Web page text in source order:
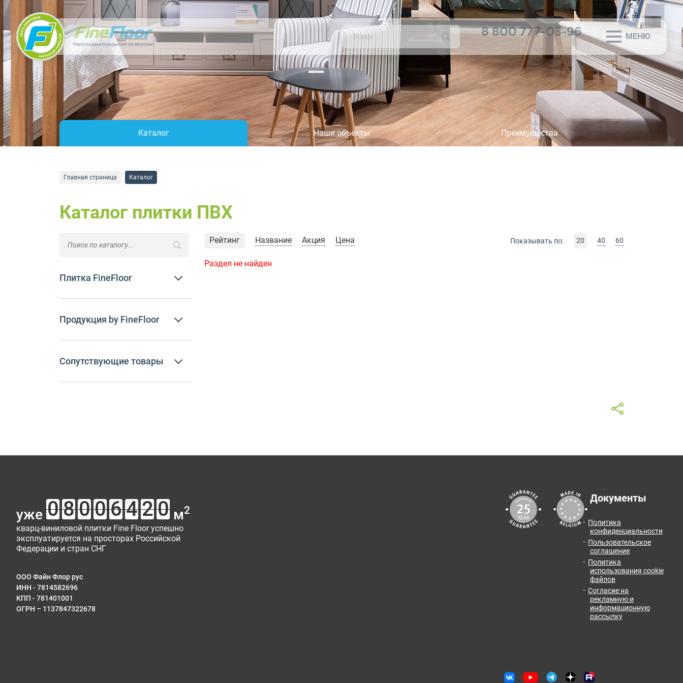
Напольные покрытия со вкусом!
8 800 777-03-96
ПН-ПТ с 9:30 до 18:00 по МСК
МЕНЮ
Каталог Наши объекты Преимущества
Главная страница Каталог
Каталог плитки ПВХ
Плитка FineFloor
Продукция by FineFloor
Сопутствующие товары
Рейтинг Название Акция Цена Показывать по: 20 40 60
Раздел не найден
уже м2
кварц-виниловой плитки Fine Floor успешно
эксплуатируется на просторах Российской
Федерации и стран СНГ
ООО Файн Флор рус
ИНН - 7814582696
КПП - 781401001
ОГРН – 1137847322678
Документы
Политика
конфиденциальности
Пользовательское
соглашение
Политика
использования cookie
файлов
Согласие на
рекламную и
информационную
рассылку
×